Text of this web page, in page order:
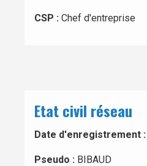
CSP : Chef d'entreprise
Etat civil réseau
Date d'enregistrement :
Pseudo : BIBAUD